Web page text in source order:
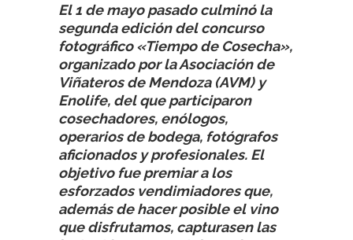
El 1 de mayo pasado culminó la
segunda edición del concurso
fotográfico «Tiempo de Cosecha»,
organizado por la Asociación de
Viñateros de Mendoza (AVM) y
Enolife, del que participaron
cosechadores, enólogos,
operarios de bodega, fotógrafos
aficionados y profesionales. El
objetivo fue premiar a los
esforzados vendimiadores que,
además de hacer posible el vino
que disfrutamos, capturasen las